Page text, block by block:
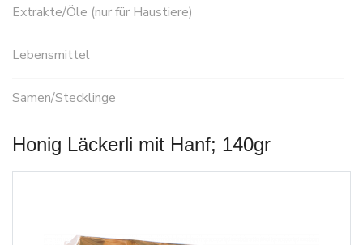
Extrakte/Öle (nur für Haustiere)
Lebensmittel
Samen/Stecklinge
Honig Läckerli mit Hanf; 140gr